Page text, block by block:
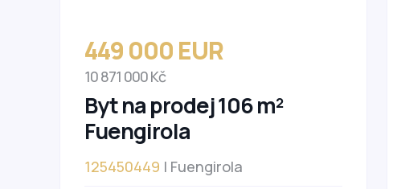
449 000 EUR
10 871 000 Kč
Byt na prodej 106 m²
Fuengirola
125450449 | Fuengirola